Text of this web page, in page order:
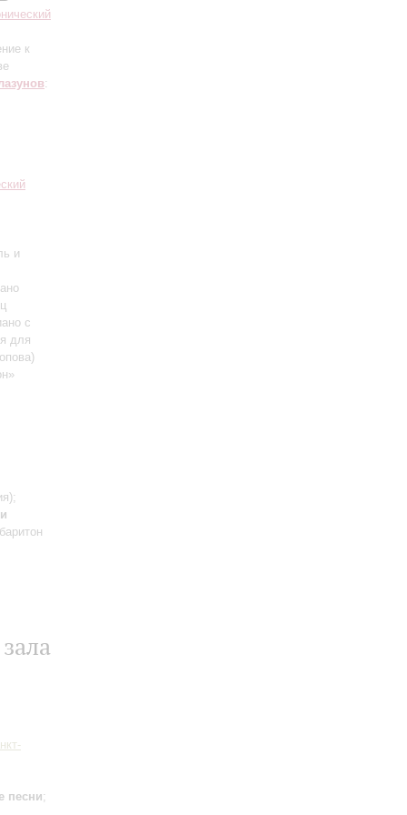
к
:
и
с
для
песни;